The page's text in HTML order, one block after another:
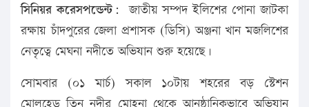
সিনিয়র করেসপন্ডেন্ট: জাতীয় সম্পদ ইলিশের পোনা জাটকা
রক্ষায় চাঁদপুরের জেলা প্রশাসক (ডিসি) অঞ্জনা খান মজলিশের
নেতৃত্বে মেঘনা নদীতে অভিযান শুরু হয়েছে।
সোমবার (০১ মার্চ) সকাল ১০টায় শহরের বড় স্টেশন